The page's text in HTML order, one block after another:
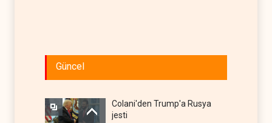
Güncel
Colani'den Trump'a Rusya
jesti